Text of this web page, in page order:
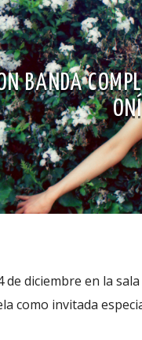
BANDA
de diciembre en la
como invitada